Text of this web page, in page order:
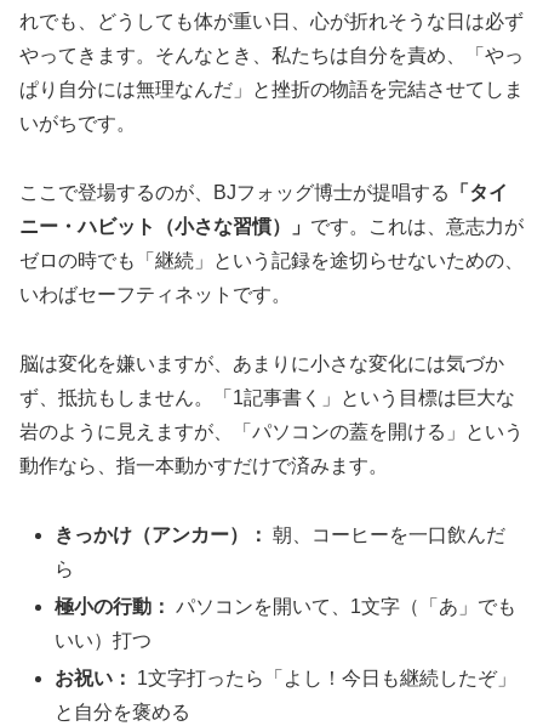
れでも、どうしても体が重い日、心が折れそうな日は必ず
やってきます。そんなとき、私たちは自分を責め、「やっ
ぱり自分には無理なんだ」と挫折の物語を完結させてしま
いがちです。
ここで登場するのが、BJフォッグ博士が提唱する
「タイ
ニー・ハビット（小さな習慣）」 です。これは、意志力が
ゼロの時でも「継続」という記録を途切らせないための、
いわばセーフティネットです。
脳は変化を嫌いますが、あまりに小さな変化には気づか
ず、抵抗もしません。「1記事書く」という目標は巨大な
岩のように見えますが、「パソコンの蓋を開ける」という
動作なら、指一本動かすだけで済みます。
きっかけ（アンカー）： 朝、コーヒーを一口飲んだ
ら
極小の行動： パソコンを開いて、1文字（「あ」でも
いい）打つ
お祝い：
1文字打ったら「よし！今日も継続したぞ」
と自分を褒める